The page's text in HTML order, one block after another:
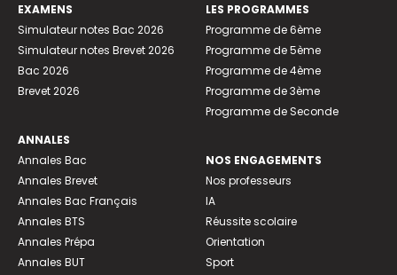
EXAMENS
Simulateur notes Bac 2026
Simulateur notes Brevet 2026
Bac 2026
Brevet 2026
ANNALES
Annales Bac
Annales Brevet
Annales Bac Français
Annales BTS
Annales Prépa
Annales BUT
LES PROGRAMMES
Programme de 6ème
Programme de 5ème
Programme de 4ème
Programme de 3ème
Programme de Seconde
NOS ENGAGEMENTS
Nos professeurs
IA
Réussite scolaire
Orientation
Sport